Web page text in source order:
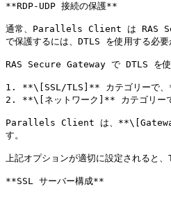
**RDP-UDP 接続の保護**
通常、Parallels Client は RAS
で保護するには、DTLS を使用する必要
RAS Secure Gateway で DTLS を使
1. **\[SSL/TLS]** カテゴリーで、
2. **\[ネットワーク]** カテゴリーで
Parallels Client は、**\[Gateway
す。
上記オプションが適切に設定されると
**SSL サーバー構成**